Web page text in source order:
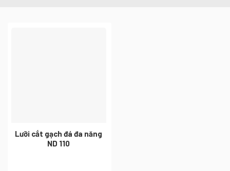
Lưỡi cắt gạch đá đa năng
ND 110